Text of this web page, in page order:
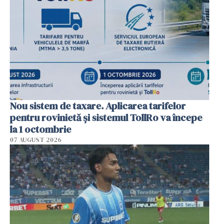
Nou sistem de taxare. Aplicarea tarifelor
pentru rovinietă şi sistemul TollRo va începe
la 1 octombrie
07 AUGUST 2026